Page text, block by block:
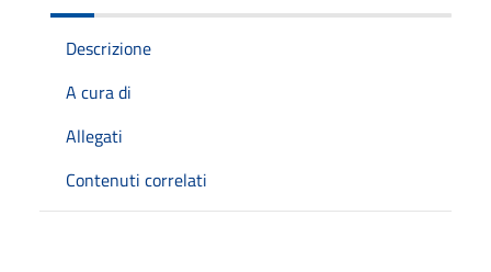
Descrizione
A cura di
Allegati
Contenuti correlati